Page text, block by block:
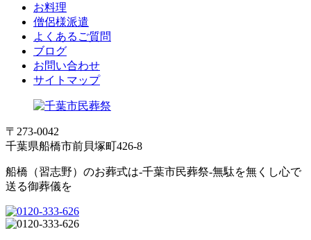
お料理
僧侶様派遣
よくあるご質問
ブログ
お問い合わせ
サイトマップ
〒273-0042
千葉県船橋市前貝塚町426-8
船橋（習志野）のお葬式は-千葉市民葬祭-無駄を無くし心で
送る御葬儀を